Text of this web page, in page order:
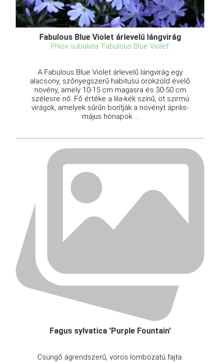
Fabulous Blue Violet árlevelű lángvirág
Phlox subulata 'Fabulous Blue Violet'
A Fabulous Blue Violet árlevelű lángvirág egy
alacsony, szőnyegszerű habitusú örökzöld évelő
növény, amely 10-15 cm magasra és 30-50 cm
szélesre nő. Fő értéke a lila-kék színű, öt szirmú
virágok, amelyek sűrűn borítják a növényt április-
május hónapok ...
Fagus sylvatica 'Purple Fountain'
Csüngő ágrendszerű, vörös lombozatú fajta.